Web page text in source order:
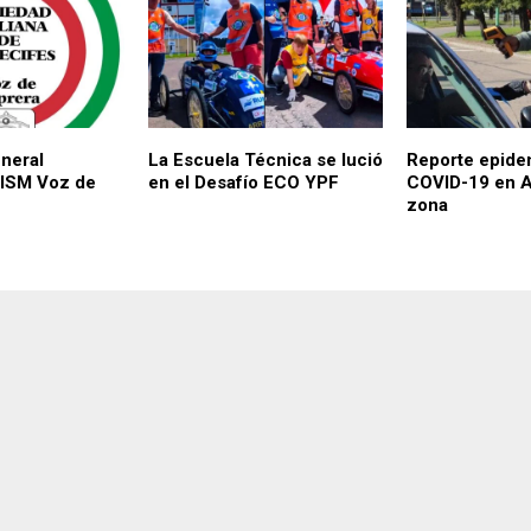
Voz de
La Escuela Técnica se lució
en el Desafío ECO YPF
Reporte
COVID-19 en
zona